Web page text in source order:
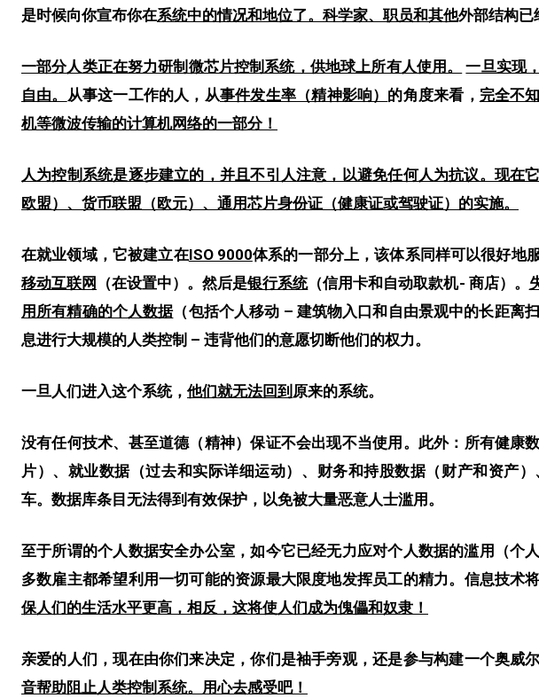
是时候向你宣布你在系统中的情况和地位了。科学家、职员和其他外部结构已
一部分人类正在努力研制微芯片控制系统，供地球上所有人使用。
一旦实现
自由。 从事这一工作的人，从事件发生率（精神影响） 的角度来看， 完全不
机等微波传输的计算机网络的一部分！
人为控制系统是逐步建立的，并且不引人注意，以避免任何人为抗议。现在
欧盟）、 货币联盟 （欧元）、 通用芯片身份证 （健康证或驾驶证）的实施。
在就业领域，它被建立在ISO 9000体系的一部分上，该体系同样可以很好地
移动互联网
（在设置中）。然后是银行系统（信用卡和自动取款机- 商店）。
用所有精确的个人数据（包括个人移动 – 建筑物入口和自由景观中的长距离
息进行大规模的人类控制 – 违背他们的意愿切断他们的权力。
一旦人们进入这个系统， 他们就无法回到 原来的系统。
没有任何技术、甚至道德（精神）保证不会出现不当使用。此外：所有健康
片）、就业数据（过去和实际详细运动）、财务和持股数据（财产和资产）
车。数据库条目无法得到有效保护，以免被大量恶意人士滥用。
至于所谓的个人数据安全办公室，如今它已经无力应对个人数据的滥用（个
多数雇主都希望利用一切可能的资源最大限度地发挥员工的精力。 信息技术
保人们的生活水平更高，相反，这将使人们成为傀儡和奴隶 ！
亲爱的人们，现在由你们来决定，你们是袖手旁观，还是参与构建一个奥威
音帮助阻止人类控制系统。用心去感受吧！